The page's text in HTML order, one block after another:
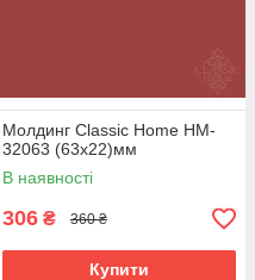
Молдинг Classic Home HM-
32063 (63х22)мм
В наявності
306 ₴ 360 ₴
Купити